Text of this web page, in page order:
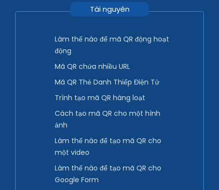
Tài nguyên
Làm thế nào để mã QR động hoạt
động
Mã QR chứa nhiều URL
Mã QR Thẻ Danh Thiếp Điện Tử
Trình tạo mã QR hàng loạt
Cách tạo mã QR cho một hình
ảnh
Làm thế nào để tạo mã QR cho
một video
Làm thế nào để tạo mã QR cho
Google Form